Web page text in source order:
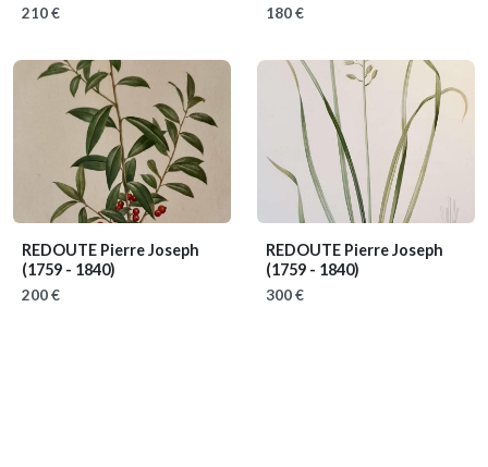
210 € 180 €
REDOUTE Pierre Joseph
(1759 - 1840)
200 €
REDOUTE Pierre Joseph
(1759 - 1840)
300 €